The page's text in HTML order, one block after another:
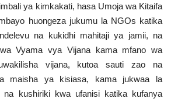
ya kimkakati, hasa Umoja wa Kitaifa
huongeza jukumu la NGOs katika
na kukidhi mahitaji ya jamii, na
Vyama vya Vijana kama mfano wa
vijana, kutoa sauti zao na
maisha ya kisiasa, kama jukwaa la
na kushiriki kwa ufanisi katika kufanya